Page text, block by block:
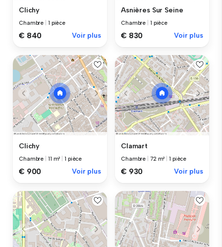
Clichy
Chambre 1 pièce
€ 840 Voir plus
Asnières Sur Seine
Chambre 1 pièce
€ 830 Voir plus
Clichy
Chambre 11 m² |1 pièce
€ 900 Voir plus
Clamart
Chambre 72 m² |1 pièce
€ 930 Voir plus